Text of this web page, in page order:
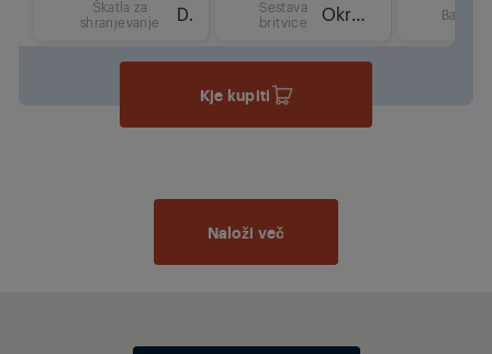
Škatla za
shranjevanje
Da
Sestava
britvice
Okrogla glava Barva
Kje kupiti
Naloži več